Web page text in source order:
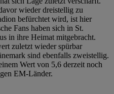
wieder dreistellig zu
befürchtet wird, ist hier
Fans haben sich in St.
in ihre Heimat mitgebracht.
zuletzt wieder spürbar
sind ebenfalls zweistellig.
Wert von 5,6 derzeit noch
EM-Länder.